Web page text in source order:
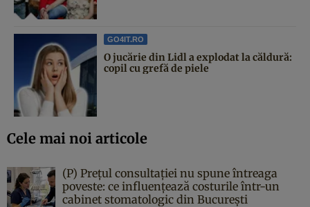
GO4IT.RO
O jucărie din Lidl a explodat la căldură:
copil cu grefă de piele
Cele mai noi articole
(P) Prețul consultației nu spune întreaga
poveste: ce influențează costurile într-un
cabinet stomatologic din București